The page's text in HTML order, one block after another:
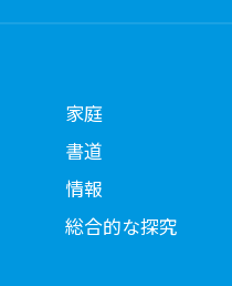
家庭
書道
情報
総合的な探究